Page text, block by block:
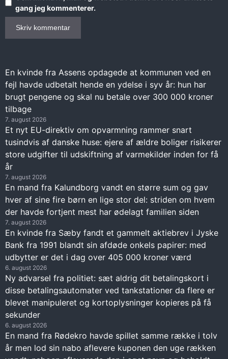
gang jeg kommenterer.
En kvinde fra Assens opdagede at kommunen ved en
fejl havde udbetalt hende en ydelse i syv år: hun har
brugt pengene og skal nu betale over 300 000 kroner
tilbage
7. august 2026
Et nyt EU-direktiv om opvarmning rammer snart
tusindvis af danske huse: ejere af ældre boliger risikerer
store udgifter til udskiftning af varmekilder inden for få
år
7. august 2026
En mand fra Kalundborg vandt en større sum og gav
hver af sine fire børn en lige stor del: striden om hvem
der havde fortjent mest har ødelagt familien siden
7. august 2026
En kvinde fra Sæby fandt et gammelt aktiebrev i Jyske
Bank fra 1991 blandt sin afdøde onkels papirer: med
udbytter er det i dag over 405 000 kroner værd
6. august 2026
Ny advarsel fra politiet: sæt aldrig dit betalingskort i
disse betalingsautomater ved tankstationer da flere er
blevet manipuleret og kortoplysninger kopieres på få
sekunder
6. august 2026
En mand fra Rødekro havde spillet samme række i tolv
år men lod sin nabo aflevere kuponen den uge rækken